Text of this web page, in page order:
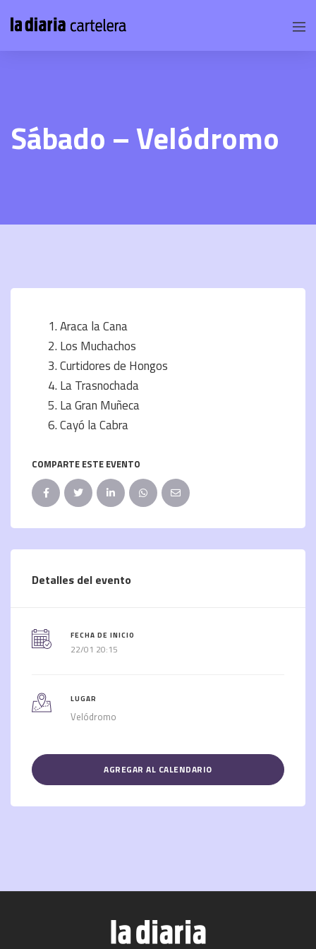
Sábado – Velódromo
Araca la Cana
Los Muchachos
Curtidores de Hongos
La Trasnochada
La Gran Muñeca
Cayó la Cabra
COMPARTE ESTE EVENTO
Detalles del evento
FECHA DE INICIO
22/01 20:15
LUGAR
Velódromo
AGREGAR AL CALENDARIO